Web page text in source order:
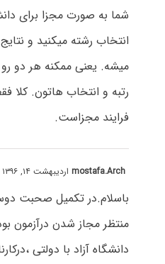
شما به صورت مجزا برای
انتخاب رشته میکنید و
میشه. یعنی ممکنه هر دو
رتبه و انتخاب هاتون. کلا
فرایند مجزاست.
mostafa.Archاردیبهشت ۱۴, ۱۳۹۶ at ۱۰:۱۲ ق٫ظ
باسلام.در تکمیل صحبت
منتظر مجاز شدن درآزمون
دانشگاه آزاد با دولتی